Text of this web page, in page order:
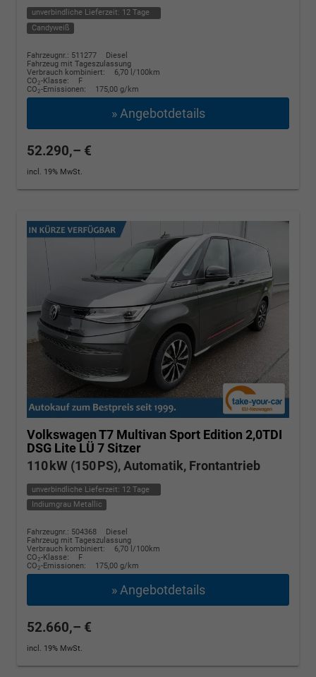
unverbindliche Lieferzeit: 12 Tage
Candyweiß
Fahrzeugnr.: 511277
Diesel
Fahrzeug mit Tageszulassung
Verbrauch kombiniert:
6,70 l/100km
CO2-Klasse:
F
CO2-Emissionen: 175,00 g/km
» Angebotdetails
52.290,– €
incl. 19% MwSt.
Volkswagen T7 Multivan Sport Edition 2,0TDI
DSG Lite LÜ 7 Sitzer
110 kW (150 PS), Automatik, Frontantrieb
unverbindliche Lieferzeit: 12 Tage
Indiumgrau Metallic
Fahrzeugnr.: 504368
Diesel
Fahrzeug mit Tageszulassung
Verbrauch kombiniert:
6,70 l/100km
CO2-Klasse:
F
CO2-Emissionen: 175,00 g/km
» Angebotdetails
52.660,– €
incl. 19% MwSt.